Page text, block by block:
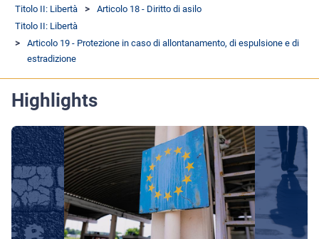
Titolo II: Libertà
Articolo 18 - Diritto di asilo
Titolo II: Libertà
Articolo 19 - Protezione in caso di allontanamento, di espulsione e di
estradizione
Highlights